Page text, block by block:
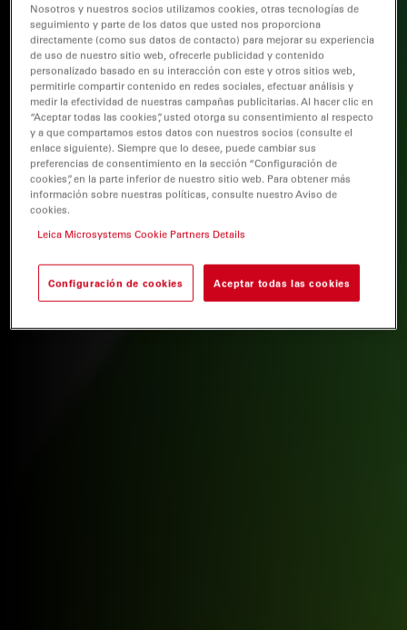
Nosotros y nuestros socios utilizamos cookies, otras tecnologías de
seguimiento y parte de los datos que usted nos proporciona
directamente (como sus datos de contacto) para mejorar su experiencia
de uso de nuestro sitio web, ofrecerle publicidad y contenido
personalizado basado en su interacción con este y otros sitios web,
permitirle compartir contenido en redes sociales, efectuar análisis y
medir la efectividad de nuestras campañas publicitarias. Al hacer clic en
“Aceptar todas las cookies”, usted otorga su consentimiento al respecto
y a que compartamos estos datos con nuestros socios (consulte el
enlace siguiente). Siempre que lo desee, puede cambiar sus
preferencias de consentimiento en la sección “Configuración de
cookies”, en la parte inferior de nuestro sitio web. Para obtener más
información sobre nuestras políticas, consulte nuestro Aviso de
cookies.
Leica Microsystems Cookie Partners Details
Configuración de cookies Aceptar todas las cookies